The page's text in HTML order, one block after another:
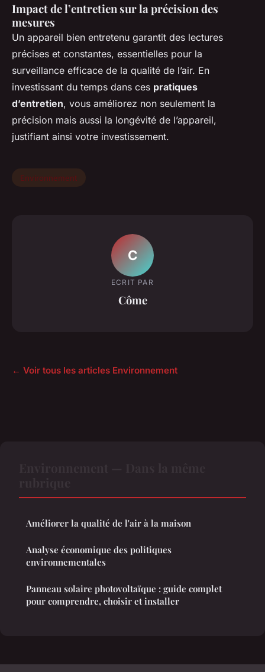
Impact de l’entretien sur la précision des
mesures
Un appareil bien entretenu garantit des lectures
précises et constantes, essentielles pour la
surveillance efficace de la qualité de l’air. En
investissant du temps dans ces pratiques
d’entretien, vous améliorez non seulement la
précision mais aussi la longévité de l’appareil,
justifiant ainsi votre investissement.
Environnement
C
ECRIT PAR
Côme
← Voir tous les articles Environnement
Améliorer la qualité de l'air à la maison
Analyse économique des politiques
environnementales
Panneau solaire photovoltaïque : guide complet
pour comprendre, choisir et installer